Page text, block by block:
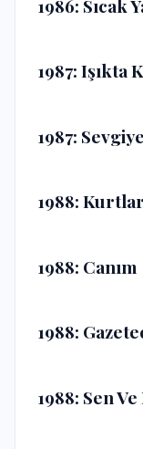
1986: Sıcak
1987: Işıkta
1987:
1988:
1988: Canım
1988:
1988: Sen